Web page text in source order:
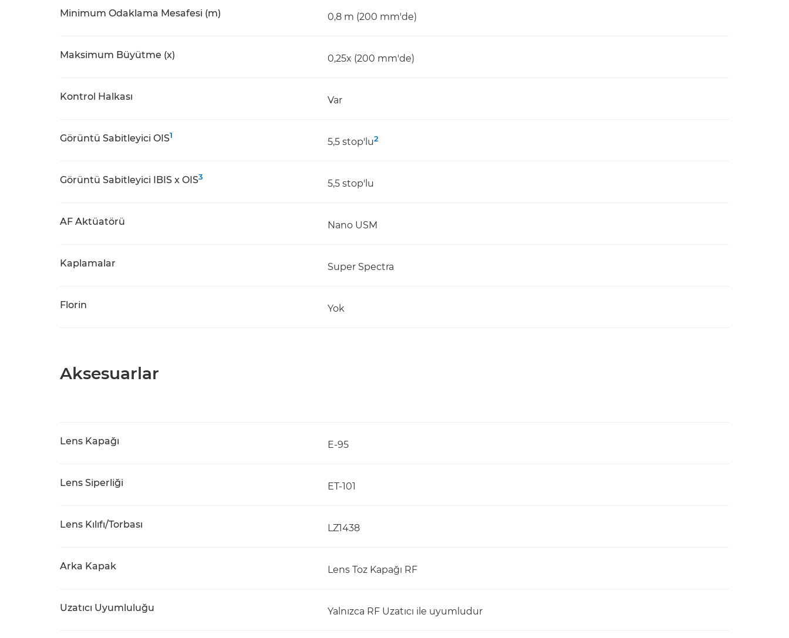
Minimum Odaklama Mesafesi (m) 0,8 m (200 mm'de)
Maksimum Büyütme (x) 0,25x (200 mm'de)
Kontrol Halkası Var
Görüntü Sabitleyici OIS1
5,5 stop'lu2
Görüntü Sabitleyici IBIS x OIS3
5,5 stop'lu
AF Aktüatörü Nano USM
Kaplamalar Super Spectra
Florin Yok
Aksesuarlar
Lens Kapağı E-95
Lens Siperliği ET-101
Lens Kılıfı/Torbası LZ1438
Arka Kapak Lens Toz Kapağı RF
Uzatıcı Uyumluluğu Yalnızca RF Uzatıcı ile uyumludur